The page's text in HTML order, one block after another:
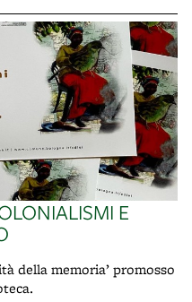
E
della memoria’ promosso